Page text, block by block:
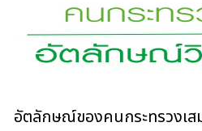
อัตลักษณ์ของคนกระทรวงเ